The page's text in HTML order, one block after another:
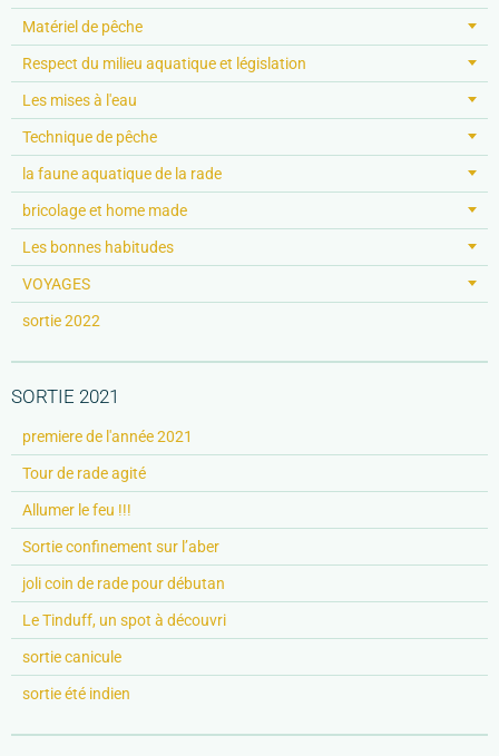
Matériel de pêche
Respect du milieu aquatique et législation
Les mises à l'eau
Technique de pêche
la faune aquatique de la rade
bricolage et home made
Les bonnes habitudes
VOYAGES
sortie 2022
SORTIE 2021
premiere de l'année 2021
Tour de rade agité
Allumer le feu !!!
Sortie confinement sur l’aber
joli coin de rade pour débutan
Le Tinduff, un spot à découvri
sortie canicule
sortie été indien